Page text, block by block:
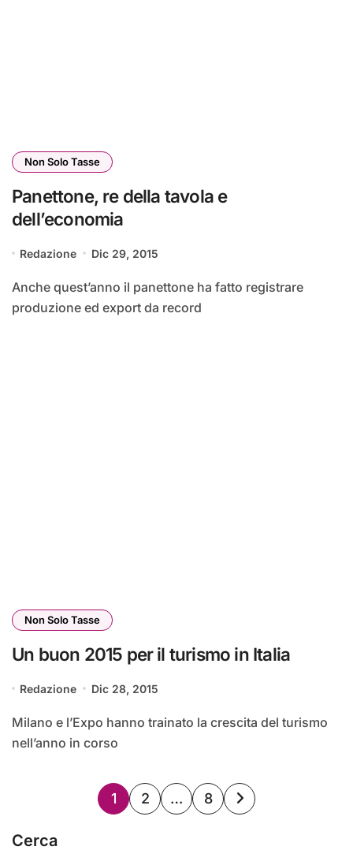
Non Solo Tasse
Panettone, re della tavola e
dell’economia
Redazione Dic 29, 2015
Anche quest’anno il panettone ha fatto registrare
produzione ed export da record
Non Solo Tasse
Un buon 2015 per il turismo in Italia
Redazione Dic 28, 2015
Milano e l’Expo hanno trainato la crescita del turismo
nell’anno in corso
Paginazione
1 2 … 8
Cerca